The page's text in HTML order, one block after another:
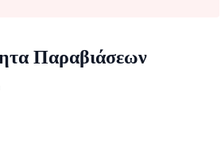
Παραβιάσεων